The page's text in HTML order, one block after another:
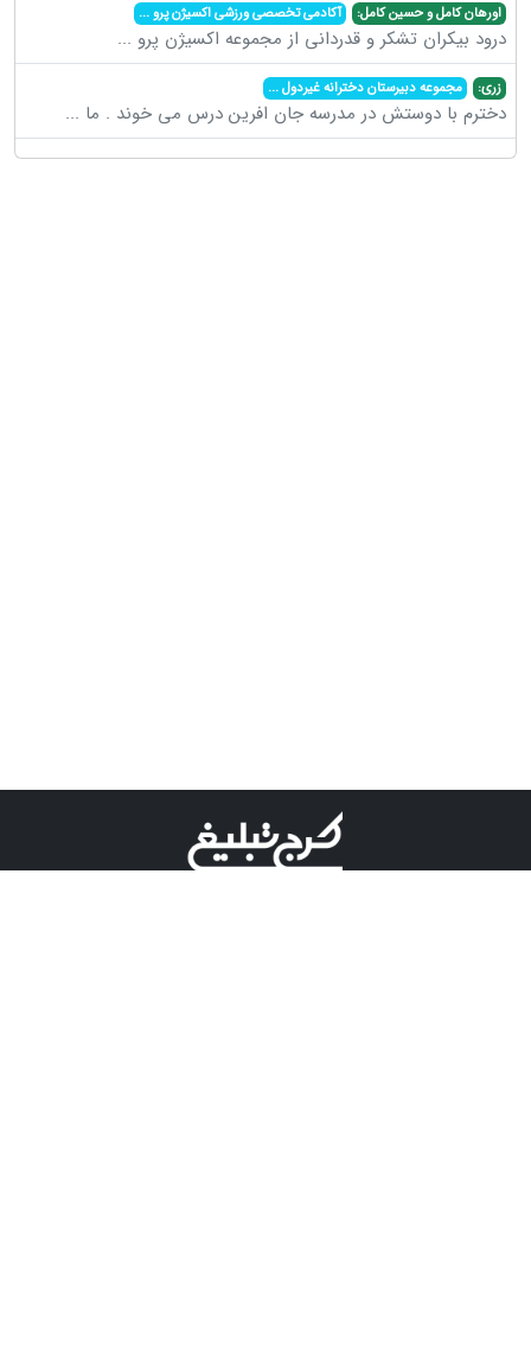
اورهان کامل و حسین کامل: آکادمی تخصصی ورزشی اکسیژن پرو...
درود بیکران تشکر و قدردانی از مجموعه اکسیژن پرو ...
زری: مجموعه دبیرستان دخترانه غیردول...
دخترم با دوستش در مدرسه جان افرین درس می خوند . ما ...